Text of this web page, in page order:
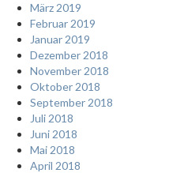
März 2019
Februar 2019
Januar 2019
Dezember 2018
November 2018
Oktober 2018
September 2018
Juli 2018
Juni 2018
Mai 2018
April 2018